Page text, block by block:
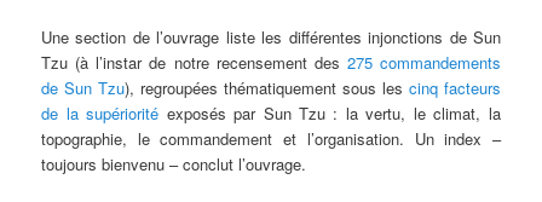
Une section de l’ouvrage liste les différentes injonctions de Sun
Tzu (à l’instar de notre recensement des 275 commandements
de Sun Tzu), regroupées thématiquement sous les cinq facteurs
de la supériorité exposés par Sun Tzu : la vertu, le climat, la
topographie, le commandement et l’organisation. Un index –
toujours bienvenu – conclut l’ouvrage.